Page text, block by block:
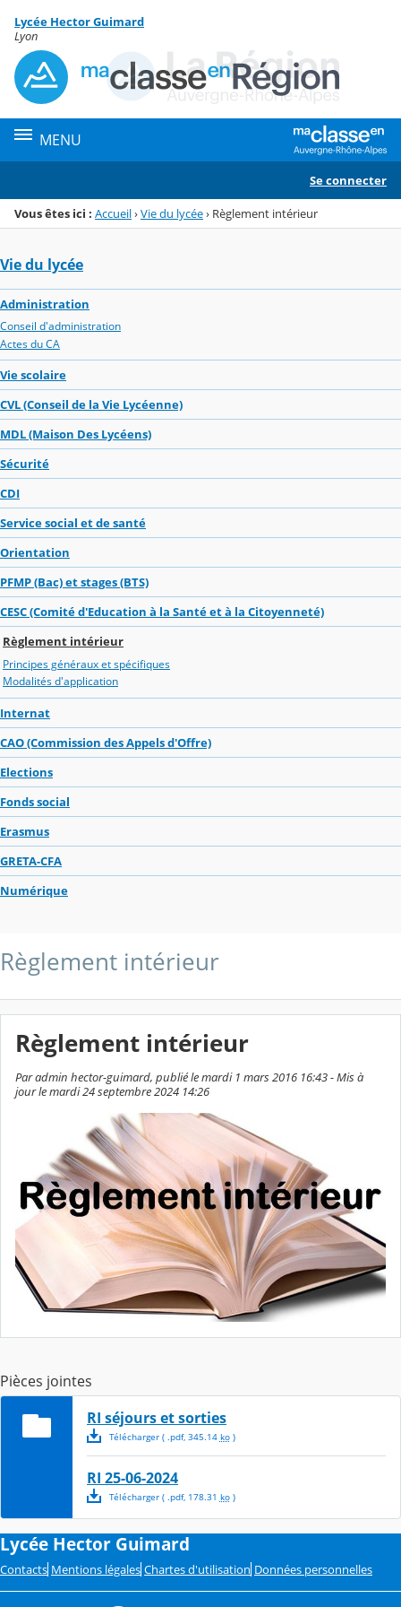
Menu de la rubrique
Contenu
Lycée Hector Guimard
Lyon
MENU
Se connecter
Vous êtes ici : Accueil›Vie du lycée› Règlement intérieur
Vie du lycée
Administration
Conseil d'administration
Actes du CA
Vie scolaire
CVL (Conseil de la Vie Lycéenne)
MDL (Maison Des Lycéens)
Sécurité
CDI
Service social et de santé
Orientation
PFMP (Bac) et stages (BTS)
CESC (Comité d'Education à la Santé et à la Citoyenneté)
Règlement intérieur
Principes généraux et spécifiques
Modalités d'application
Internat
CAO (Commission des Appels d'Offre)
Elections
Fonds social
Erasmus
GRETA-CFA
Numérique
Règlement intérieur
Règlement intérieur
Par admin hector-guimard, publié le mardi 1 mars 2016 16:43 - Mis à
jour le mardi 24 septembre 2024 14:26
Pièces jointes
RI séjours et sorties
Télécharger( .pdf, 345.14 ko)
RI 25-06-2024
Télécharger( .pdf, 178.31 ko)
Lycée Hector Guimard
Contacts Mentions légales Chartes d'utilisation Données personnelles